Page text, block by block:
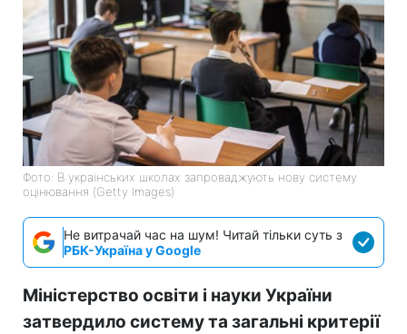
Фото: В українських школах запроваджують нову систему
оцінювання (Getty Images)
Не витрачай час на шум! Читай тільки суть з
РБК-Україна у Google
Міністерство освіти і науки України
затвердило систему та загальні критерії